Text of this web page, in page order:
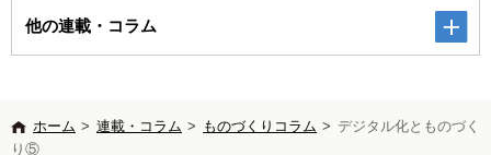
他の連載・コラム
ホーム > 連載・コラム > ものづくりコラム > デジタル化とものづく
り⑤